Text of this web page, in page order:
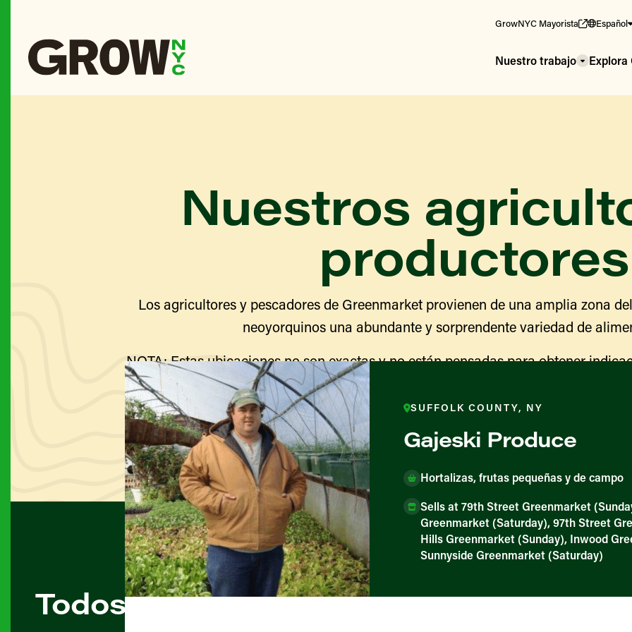
GrowNYC Mayorista Español
Nuestro trabajo Explora
Nuestros
productores
Los agricultores y pescadores de Greenmarket provienen de una amplia zona
neoyorquinos una abundante y sorprendente variedad de
NOTA: Estas ubicaciones no son exactas y no están pensadas para obtener
Visite el sitio web de cada granja para obtener información sobre las
indicaciones para llegar.
Todos los agricultores y productores
SUFFOLK COUNTY, NY
Gajeski Produce
Hortalizas, frutas pequeñas y de campo
Sells at 79th Street Greenmarket
Greenmarket (Saturday), 97th Street
Hills Greenmarket (Sunday), Inwood
Sunnyside Greenmarket (Saturday)